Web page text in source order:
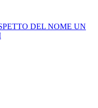
DEL NOME UN